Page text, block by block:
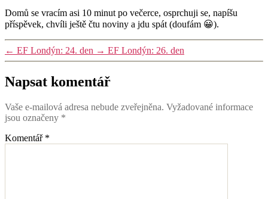
Domů se vracím asi 10 minut po večerce, osprchuji se, napíšu
příspěvek, chvíli ještě čtu noviny a jdu spát (doufám 😀).
← EF Londýn: 24. den → EF Londýn: 26. den
Napsat komentář
Vaše e-mailová adresa nebude zveřejněna. Vyžadované informace
jsou označeny *
Komentář *